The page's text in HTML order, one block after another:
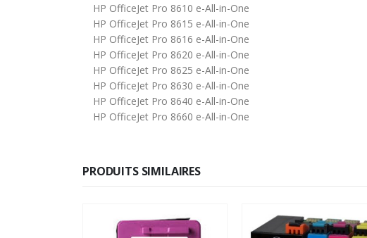
HP OfficeJet Pro 8610 e-All-in-One
HP OfficeJet Pro 8615 e-All-in-One
HP OfficeJet Pro 8616 e-All-in-One
HP OfficeJet Pro 8620 e-All-in-One
HP OfficeJet Pro 8625 e-All-in-One
HP OfficeJet Pro 8630 e-All-in-One
HP OfficeJet Pro 8640 e-All-in-One
HP OfficeJet Pro 8660 e-All-in-One
PRODUITS SIMILAIRES